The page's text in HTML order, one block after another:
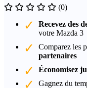
(0)
Recevez des
votre Mazda 3
Comparez les
partenaires
Économisez
Gagnez du